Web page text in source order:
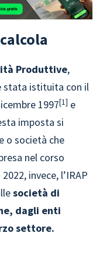
calcola
Produttive,
stata istituita con il
1997 1 e
imposta si
o società che
nel corso
invece, l’IRAP
società di
dagli enti
settore.